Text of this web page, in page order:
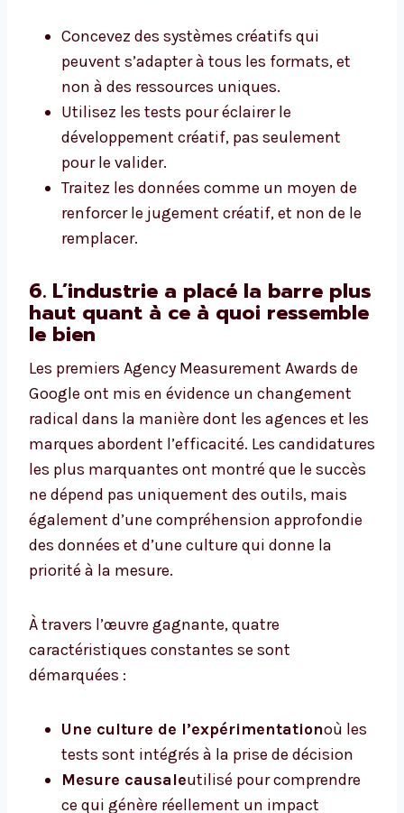
Concevez des systèmes créatifs qui
peuvent s’adapter à tous les formats, et
non à des ressources uniques.
Utilisez les tests pour éclairer le
développement créatif, pas seulement
pour le valider.
Traitez les données comme un moyen de
renforcer le jugement créatif, et non de le
remplacer.
6. L’industrie a placé la barre plus
haut quant à ce à quoi ressemble
le bien
Les premiers Agency Measurement Awards de
Google ont mis en évidence un changement
radical dans la manière dont les agences et les
marques abordent l’efficacité. Les candidatures
les plus marquantes ont montré que le succès
ne dépend pas uniquement des outils, mais
également d’une compréhension approfondie
des données et d’une culture qui donne la
priorité à la mesure.
À travers l’œuvre gagnante, quatre
caractéristiques constantes se sont
démarquées :
Une culture de l’expérimentationoù les
tests sont intégrés à la prise de décision
Mesure causaleutilisé pour comprendre
ce qui génère réellement un impact